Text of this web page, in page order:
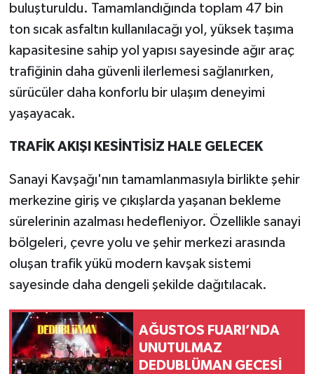
buluşturuldu. Tamamlandığında toplam 47 bin
ton sıcak asfaltın kullanılacağı yol, yüksek taşıma
kapasitesine sahip yol yapısı sayesinde ağır araç
trafiğinin daha güvenli ilerlemesi sağlanırken,
sürücüler daha konforlu bir ulaşım deneyimi
yaşayacak.
TRAFİK AKIŞI KESİNTİSİZ HALE GELECEK
Sanayi Kavşağı'nın tamamlanmasıyla birlikte şehir
merkezine giriş ve çıkışlarda yaşanan bekleme
sürelerinin azalması hedefleniyor. Özellikle sanayi
bölgeleri, çevre yolu ve şehir merkezi arasında
oluşan trafik yükü modern kavşak sistemi
sayesinde daha dengeli şekilde dağıtılacak.
AĞUSTOS FUARI’NDA
UNUTULMAZ
DEDUBLÜMAN GECESİ